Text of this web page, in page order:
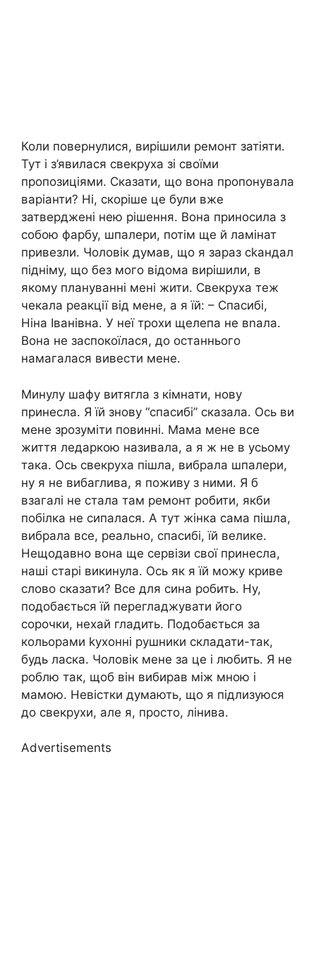
Коли повернулися, вирішили ремонт затіяти.
Тут і з’явилася свекруха зі своїми
пропозиціями. Сказати, що вона пропонувала
варіанти? Ні, скоріше це були вже
затверджені нею рішення. Вона приносила з
собою фарбу, шпалери, потім ще й ламінат
привезли. Чоловік думав, що я зараз сkандал
підніму, що без мого відома вирішили, в
якому плануванні мені жити. Свекруха теж
чекала реакції від мене, а я їй: – Спасибі,
Ніна Іванівна. У неї трохи щелепа не вnала.
Вона не заспокоїлася, до останнього
намагалася вивести мене.
Минулу шафу витягла з кімнати, нову
принесла. Я їй знову “спасибі” сказала. Ось ви
мене зрозуміти повинні. Мама мене все
життя ледаркою називала, а я ж не в усьому
така. Ось свекруха пішла, вибрала шпалери,
ну я не вибаглива, я поживу з ними. Я б
взагалі не стала там ремонт робити, якби
побілка не сипалася. А тут жінка сама пішла,
вибрала все, реально, спасибі, їй велике.
Нещодавно вона ще сервізи свої принесла,
наші старі викинула. Ось як я їй можу криве
слово сказати? Все для сина робить. Ну,
подобається їй перегладжувати його
сорочки, нехай гладить. Подобається за
кольорами kухонні рушники складати-так,
будь ласка. Чоловік мене за це і любить. Я не
роблю так, щоб він вибирав між мною і
мамою. Невістки думають, що я підлизуюся
до свекрухи, але я, просто, лінива.
Advertisements